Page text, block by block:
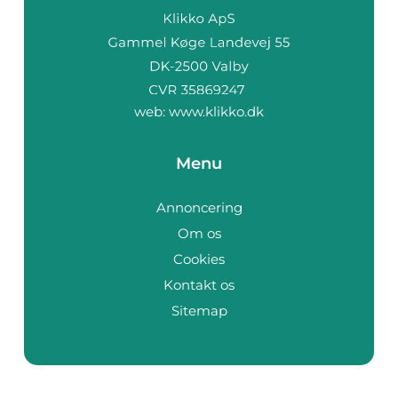
web: www.klikko.dk
Menu
Annoncering
Om os
Cookies
Kontakt os
Sitemap